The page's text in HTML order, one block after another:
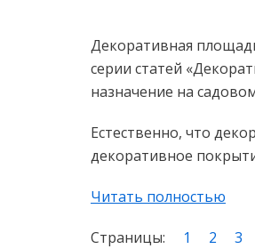
Декоративная
серии статей
назначение на
Естественно, что
декоративное
Читать полностью
Страницы: 1 2 3